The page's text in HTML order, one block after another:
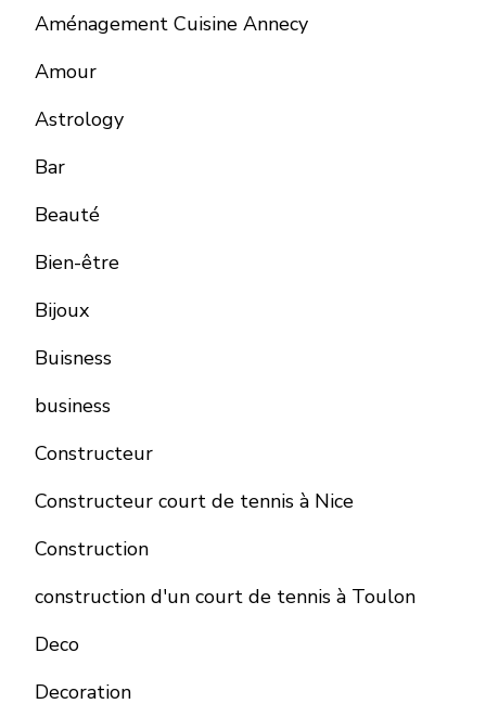
Aménagement Cuisine Annecy
Amour
Astrology
Bar
Beauté
Bien-être
Bijoux
Buisness
business
Constructeur
Constructeur court de tennis à Nice
Construction
construction d'un court de tennis à Toulon
Deco
Decoration